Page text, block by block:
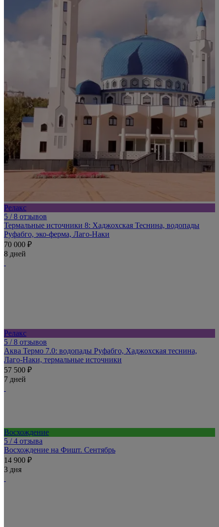
Релакс
5 / 8 отзывов
Термальные источники 8: Хаджохская Теснина, водопады
Руфабго, эко-ферма, Лаго-Наки
70 000 ₽
8 дней
Релакс
5 / 8 отзывов
Аква Термо 7.0: водопады Руфабго, Хаджохская теснина,
Лаго-Наки, термальные источники
57 500 ₽
7 дней
Восхождение
5 / 4 отзыва
Восхождение на Фишт. Сентябрь
14 900 ₽
3 дня